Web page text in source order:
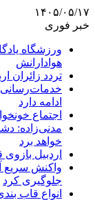
۱۴۰۵/۰۵/۱۷
خبر فوری
ورزشگاه
هوادارانش
تردد زائران
خدمات‌رسانی
ادامه دارد
اجتماع
مدنی‌زاده:
خواهد برد
اردبیل
واکنش سریع
جلوگیری کرد
انواع قاب